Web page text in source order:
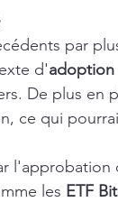
par
d'adoption
De plus en
ce qui
l'approbation
les ETF